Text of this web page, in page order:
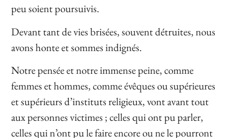
peu soient poursuivis.
Devant tant de vies brisées, souvent détruites, nous
avons honte et sommes indignés.
Notre pensée et notre immense peine, comme
femmes et hommes, comme évêques ou supérieures
et supérieurs d’instituts religieux, vont avant tout
aux personnes victimes ; celles qui ont pu parler,
celles qui n’ont pu le faire encore ou ne le pourront